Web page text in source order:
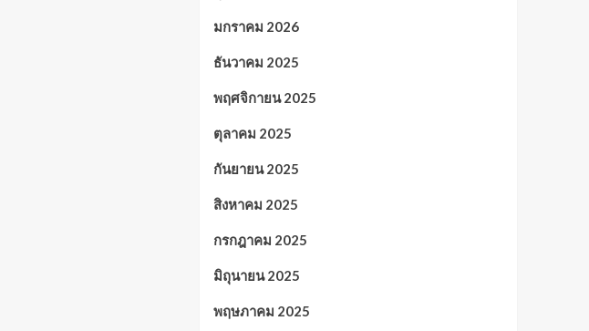
มกราคม 2026
ธันวาคม 2025
พฤศจิกายน 2025
ตุลาคม 2025
กันยายน 2025
สิงหาคม 2025
กรกฎาคม 2025
มิถุนายน 2025
พฤษภาคม 2025